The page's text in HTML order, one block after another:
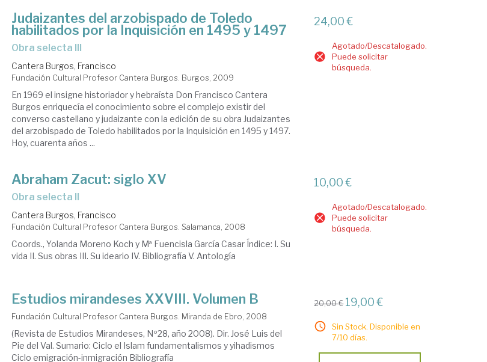
Judaizantes del arzobispado de Toledo
habilitados por la Inquisición en 1495 y 1497
Obra selecta III
Cantera Burgos, Francisco
Fundación Cultural Profesor Cantera Burgos. Burgos, 2009
En 1969 el insigne historiador y hebraísta Don Francisco Cantera
Burgos enriquecía el conocimiento sobre el complejo existir del
converso castellano y judaizante con la edición de su obra Judaizantes
del arzobispado de Toledo habilitados por la Inquisición en 1495 y 1497.
Hoy, cuarenta años ...
24,00 €
Agotado/Descatalogado.
Puede solicitar
búsqueda.
Abraham Zacut: siglo XV
Obra selecta II
Cantera Burgos, Francisco
Fundación Cultural Profesor Cantera Burgos. Salamanca, 2008
Coords., Yolanda Moreno Koch y Mª Fuencisla García Casar Índice: I. Su
vida II. Sus obras III. Su ideario IV. Bibliografía V. Antología
10,00 €
Agotado/Descatalogado.
Puede solicitar
búsqueda.
Estudios mirandeses XXVIII. Volumen B
Fundación Cultural Profesor Cantera Burgos. Miranda de Ebro, 2008
(Revista de Estudios Mirandeses, Nº28, año 2008). Dir. José Luis del
Pie del Val. Sumario: Ciclo el Islam fundamentalismos y yihadismos
Ciclo emigración-inmigración Bibliografía
20,00 € 19,00 €
Sin Stock. Disponible en
7/10 días.